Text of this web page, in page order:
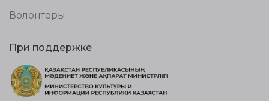
Волонтеры
При поддержке